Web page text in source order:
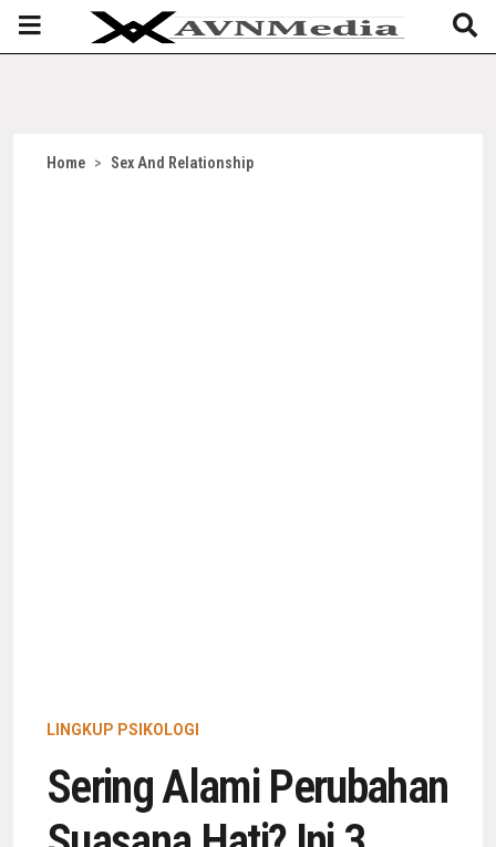
Home > Sex And Relationship
LINGKUP PSIKOLOGI
Sering Alami Perubahan